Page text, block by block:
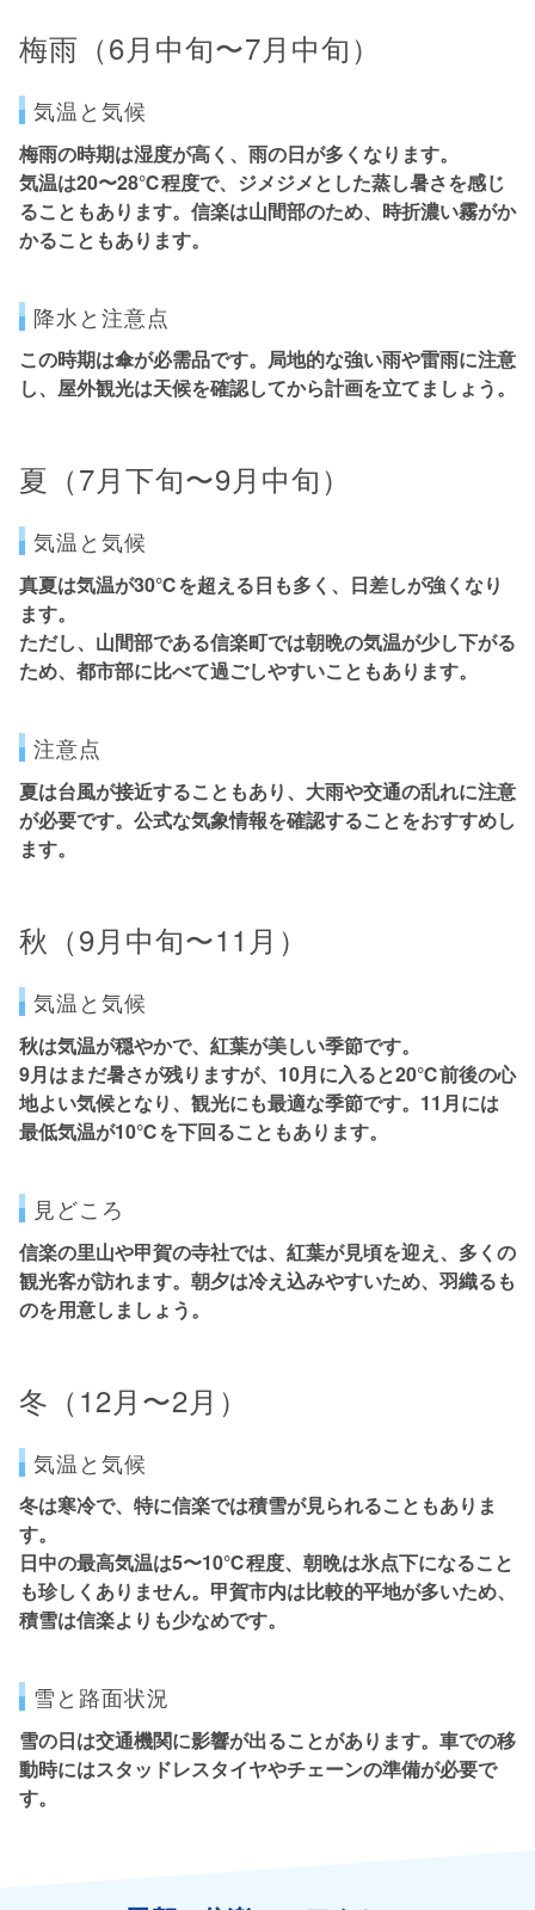
梅雨（6月中旬〜7月中旬）
気温と気候
梅雨の時期は湿度が高く、雨の日が多くなります。
気温は20〜28℃程度で、ジメジメとした蒸し暑さを感じ
ることもあります。信楽は山間部のため、時折濃い霧がか
かることもあります。
降水と注意点
この時期は傘が必需品です。 局地的な強い雨や雷雨に注意
し、屋外観光は天候を確認してから計画を立てましょう。
夏（7月下旬〜9月中旬）
気温と気候
真夏は気温が30℃を超える日も多く、日差しが強くなり
ます。
ただし、山間部である信楽町では朝晩の気温が少し下がる
ため、都市部に比べて過ごしやすいこともあります。
注意点
夏は台風が接近することもあり、大雨や交通の乱れに注意
が必要です。公式な気象情報を確認することをおすすめし
ます。
秋（9月中旬〜11月）
気温と気候
秋は気温が穏やかで、紅葉が美しい季節です。
9月はまだ暑さが残りますが、10月に入ると20℃前後の心
地よい気候となり、観光にも最適な季節です。11月には
最低気温が10℃を下回ることもあります。
見どころ
信楽の里山や甲賀の寺社では、 紅葉が見頃を迎え、多くの
観光客が訪れます。 朝夕は冷え込みやすいため、羽織るも
のを用意しましょう。
冬（12月〜2月）
気温と気候
冬は寒冷で、特に信楽では積雪が見られることもありま
す。
日中の最高気温は5〜10℃程度、朝晩は氷点下になること
も珍しくありません。甲賀市内は比較的平地が多いため、
積雪は信楽よりも少なめです。
雪と路面状況
雪の日は交通機関に影響が出ることがあります。 車での移
動時にはスタッドレスタイヤやチェーンの準備が必要で
す。